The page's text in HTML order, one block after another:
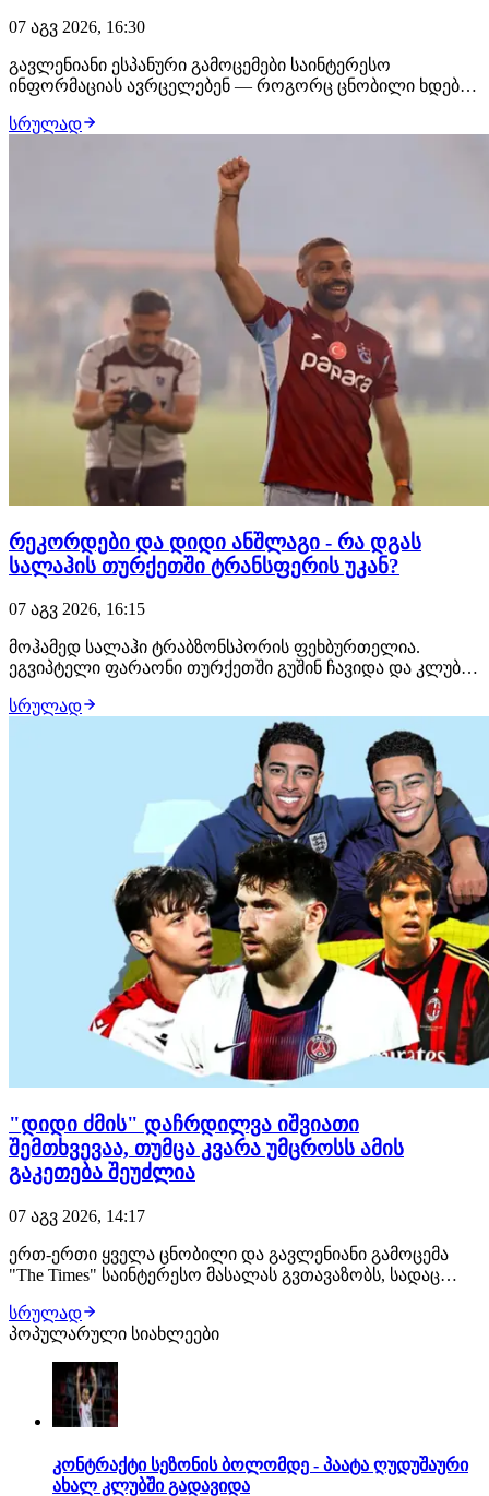
07 აგვ 2026, 16:30
გავლენიანი ესპანური გამოცემები საინტერესო
ინფორმაციას ავრცელებენ — როგორც ცნობილი ხდება,
დატოვოს. მიზეზი ისაა, რომ ჟოზე მოურინიო ბრაზილიელ
რადგან ზაფხულის სატრანსფერო ფანჯარაზე რეალმა
სრულად
რეკორდები და დიდი ანშლაგი - რა დგას
სალაჰის თურქეთში ტრანსფერის უკან?
07 აგვ 2026, 16:15
მოჰამედ სალაჰი ტრაბზონსპორის ფეხბურთელია.
ეგვიპტელი ფარაონი თურქეთში გუშინ ჩავიდა და კლუბმა
სალაჰის თურქეთში ჩასვლას გულშემატკივარი
მოუთმენლად ელოდა. გადაჭედილი სტადიონი, დიდი
იმედებით. მსგავსი დონის ფეხბურთელს ტრაბზონში ჯერ
სრულად
"დიდი ძმის" დაჩრდილვა იშვიათი
შემთხვევაა, თუმცა კვარა უმცროსს ამის
გაკეთება შეუძლია
07 აგვ 2026, 14:17
ერთ-ერთი ყველა ცნობილი და გავლენიანი გამოცემა
"The Times" საინტერესო მასალას გვთავაზობს, სადაც
თორნიკე კვარაცხელიებზეა გაკეთებული: უეფას
საკლუბო ტურნირებზე მისი პირველი თამაშიდან 10 წუთის
შემდეგ, დეჟა ვუ იგრძნობა. მოზარდი ბიჭი ბურთს…
სრულად
პოპულარული სიახლეები
კონტრაქტი სეზონის ბოლომდე - პაატა ღუდუშაური
ახალ კლუბში გადავიდა